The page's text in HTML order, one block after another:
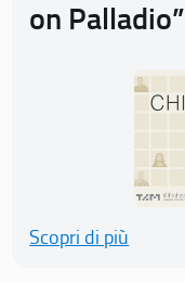
on
Scopri di più